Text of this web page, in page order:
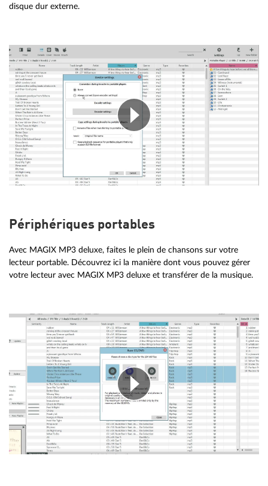
disque dur externe.
Périphériques portables
Avec MAGIX MP3 deluxe, faites le plein de chansons sur votre
lecteur portable. Découvrez ici la manière dont vous pouvez gérer
votre lecteur avec MAGIX MP3 deluxe et transférer de la musique.